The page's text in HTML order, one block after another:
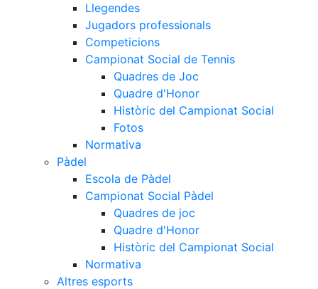
Llegendes
Jugadors professionals
Competicions
Campionat Social de Tennis
Quadres de Joc
Quadre d'Honor
Històric del Campionat Social
Fotos
Normativa
Pàdel
Escola de Pàdel
Campionat Social Pàdel
Quadres de joc
Quadre d'Honor
Històric del Campionat Social
Normativa
Altres esports